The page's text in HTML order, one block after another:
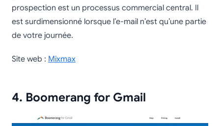
prospection est un processus commercial central. Il
est surdimensionné lorsque l’e-mail n’est qu’une partie
de votre journée.
Site web : Mixmax
4. Boomerang for Gmail